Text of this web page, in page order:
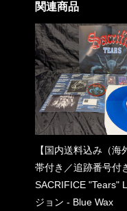
関連商品
【国内送料込み（海
帯付き／追跡番号付
SACRIFICE "Tears"
ジョン - Blue Wax